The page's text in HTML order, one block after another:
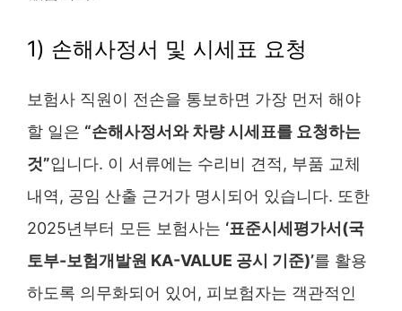
1) 손해사정서 및 시세표 요청
보험사 직원이 전손을 통보하면 가장 먼저 해야
할 일은 “손해사정서와 차량 시세표를 요청하는
것”입니다. 이 서류에는 수리비 견적, 부품 교체
내역, 공임 산출 근거가 명시되어 있습니다. 또한
2025년부터 모든 보험사는 ‘표준시세평가서(국
토부-보험개발원 KA-VALUE 공시 기준)’를 활용
하도록 의무화되어 있어, 피보험자는 객관적인